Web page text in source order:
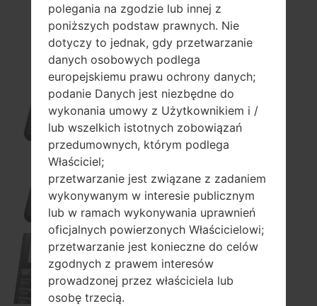
A200
A225
A225GO
A230
polegania na zgodzie lub innej z
poniższych podstaw prawnych. Nie
dotyczy to jednak, gdy przetwarzanie
danych osobowych podlega
europejskiemu prawu ochrony danych;
podanie Danych jest niezbędne do
wykonania umowy z Użytkownikiem i /
lub wszelkich istotnych zobowiązań
przedumownych, którym podlega
Właściciel;
przetwarzanie jest związane z zadaniem
wykonywanym w interesie publicznym
lub w ramach wykonywania uprawnień
oficjalnych powierzonych Właścicielowi;
przetwarzanie jest konieczne do celów
zgodnych z prawem interesów
prowadzonej przez właściciela lub
osobę trzecią.